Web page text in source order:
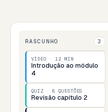
RASCUNHO 3
VÍDEO · 12 MIN
Introdução ao módulo
4
QUIZ · 8 QUESTÕES
Revisão capítulo 2